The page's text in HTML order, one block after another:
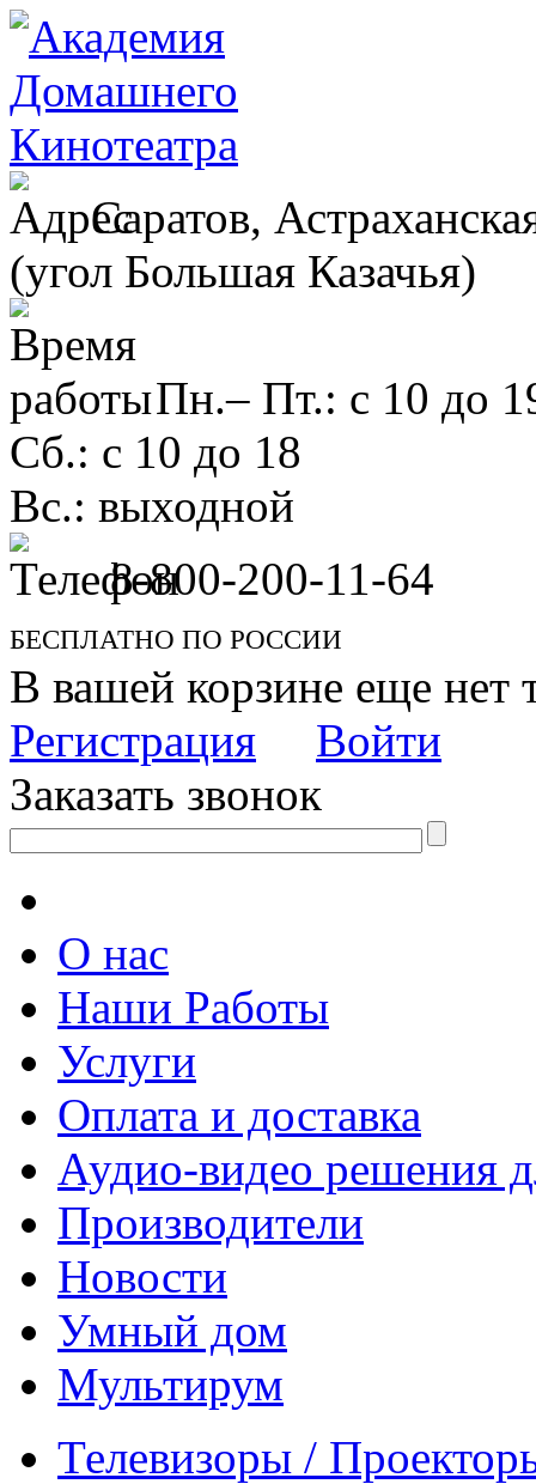
Саратов,
(угол Большая Казачья)
Пн.– Пт.: с 10 до
Сб.: с 10 до 18
Вс.: выходной
8-800-200-11-64
БЕСПЛАТНО ПО РОССИИ
В вашей корзине еще нет
Регистрация
Войти
Заказать звонок
О нас
Наши Работы
Услуги
Оплата и доставка
Аудио-видео решения
Производители
Новости
Умный дом
Мультирум
Телевизоры /